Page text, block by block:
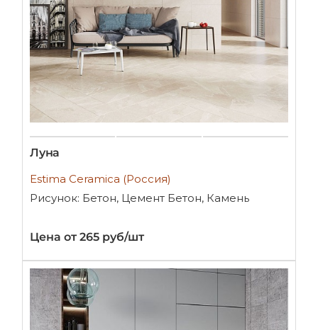
Луна
Estima Ceramica (Россия)
Рисунок: Бетон, Цемент Бетон, Камень
Цена от 265 руб/шт